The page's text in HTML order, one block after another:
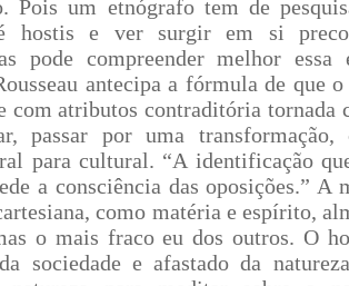
Pois um etnógrafo tem de
hostis e ver surgir em si
pode compreender melhor essa
antecipa a fórmula de que
com atributos contraditória tornada
passar por uma
para cultural. “A identificação
a consciência das oposições.” A
como matéria e espírito,
o mais fraco eu dos outros. O
sociedade e afastado da